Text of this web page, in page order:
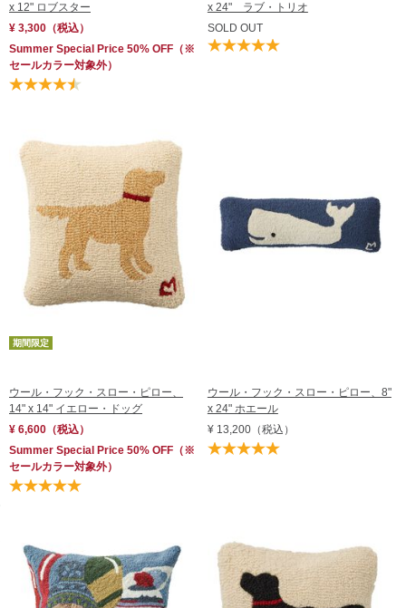
x 12" ロブスター
¥ 3,300 （税込）
Summer Special Price 50% OFF （※
セールカラー対象外）
x 24" ラブ・トリオ
SOLD OUT
期間限定
ウール・フック・スロー・ピロー、
14" x 14" イエロー・ドッグ
¥ 6,600 （税込）
Summer Special Price 50% OFF （※
セールカラー対象外）
ウール・フック・スロー・ピロー、8"
x 24" ホエール
¥ 13,200（税込）